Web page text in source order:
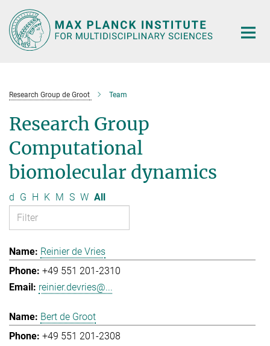
Main-
Content
Research Group de Groot Team
Research Group
Computational
biomolecular dynamics
d G H K M S W All
Reinier de Vries
+49 551 201-2310
reinier.devries@...
Bert de Groot
+49 551 201-2308